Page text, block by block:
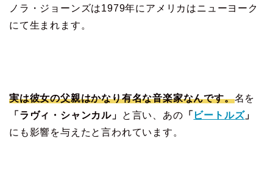
ノラ・ジョーンズは1979年にアメリカはニューヨーク
にて生まれます。
実は彼女の父親はかなり有名な音楽家なんです。名を
「ラヴィ・シャンカル」
と言い、あの 「 ビートルズ」
にも影響を与えたと言われています。